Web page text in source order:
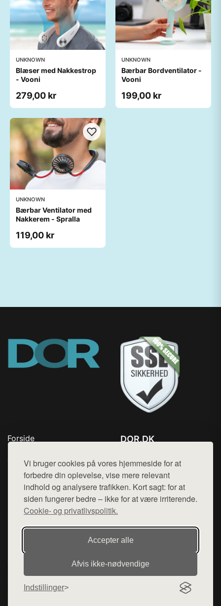
Vi bruger cookies på vores hjemmeside for at
forbedre din oplevelse, vise mere relevant
indhold og analysere trafikken. Kort sagt: for at
siden fungerer bedre – ikke for at være irriterende.
Cookie- og privatlivspolitik.
Accepter alle
Afvis ikke‑nødvendige
Indstillinger
UNKNOWN
Blæser med Nakkestrop
- Vooni
279,00 kr
UNKNOWN
Bærbar Bordventilator -
Vooni
199,00 kr
UNKNOWN
Bærbar Ventilator med
Nakkerem - Spralla
119,00 kr
Forside
Top Rabatter
Kontakt
DOR.DK
Mail: hej@want.dk
Cookie- og privatlivspolitik
Denne side er en del af want.dk, der udgiver en række
hjemmesider med præsentation af forskellige produkter fra
diverse webshops. Der sælges ikke varer fra denne side - vi
henviser til de shops, som sælger varen. Vi har heller ikke
varerne på lager.